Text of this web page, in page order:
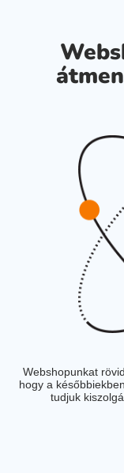
Webshopunkat
hogy a
tudjuk